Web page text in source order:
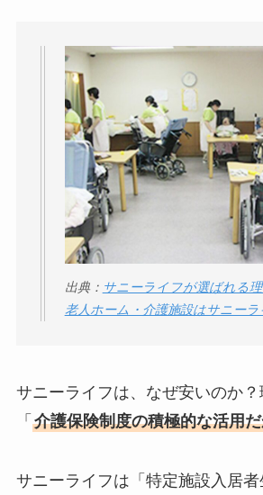
出典： サニーライフが選ばれる
老人ホーム・介護施設はサニーラ
サニーライフは、なぜ安いのか
「 介護保険制度の積極的な活用
サニーライフは「特定施設入居